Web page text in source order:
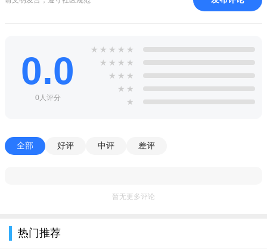
Aurora Store是Google Play商店的非官方FOSS客户端，设计
优雅，使用Aurora，您可以下载应用程序，更新现有应用程序，
搜索应用程序，获取有关应用程序跟踪器和广告软件的详细信息
Google的专有框架（间谍软件？）来运行，无论有没有Google
aurora store apk 3.2.9相关点评
Store的分支，作为一个无需安装谷歌全家桶的应用商店，它内置
0.0
0人评分
★ ★ ★ ★ ★
★ ★ ★ ★
★ ★ ★
★ ★
★
全部 好评 中评 差评
暂无更多评论
热门推荐